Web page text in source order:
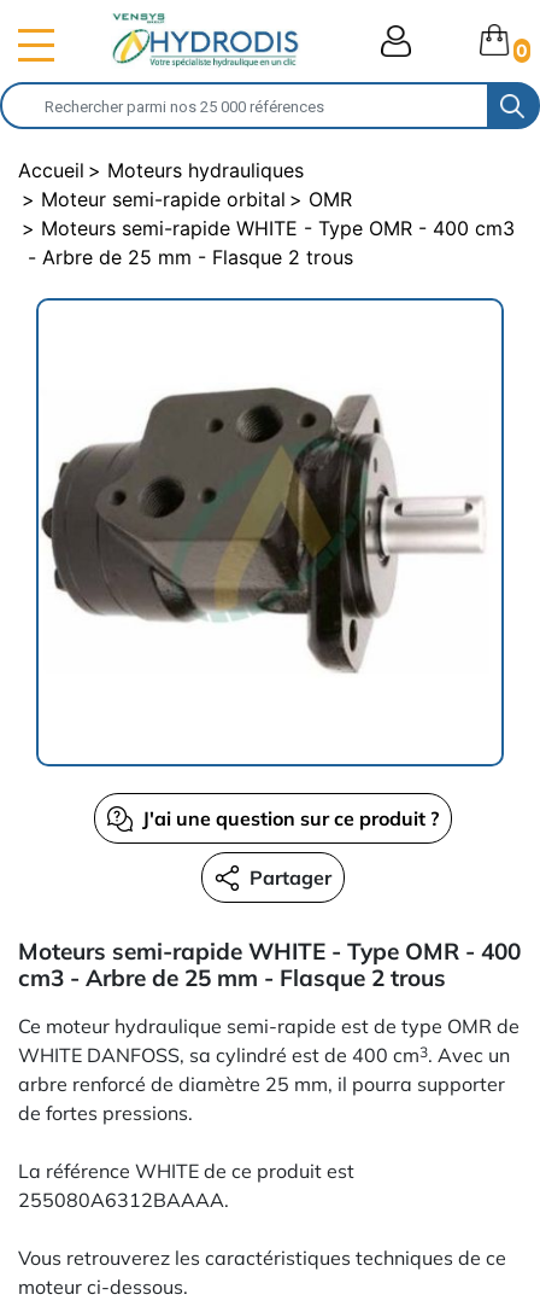
0
Accueil
Moteurs hydrauliques
Moteur semi-rapide orbital
OMR
Moteurs semi-rapide WHITE - Type OMR - 400 cm3
- Arbre de 25 mm - Flasque 2 trous
J'ai une question sur ce produit ?
Partager
Moteurs semi-rapide WHITE - Type OMR - 400
cm3 - Arbre de 25 mm - Flasque 2 trous
Ce moteur hydraulique semi-rapide est de type OMR de
WHITE DANFOSS, sa cylindré est de 400 cm3. Avec un
arbre renforcé de diamètre 25 mm, il pourra supporter
de fortes pressions.
La référence WHITE de ce produit est
255080A6312BAAAA.
Vous retrouverez les caractéristiques techniques de ce
moteur ci-dessous.